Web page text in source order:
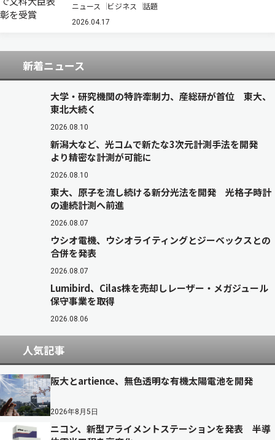
おいて、「内部加工型レーザダイシング技術の開
発」で受賞したと発表した（ニュースリリー
与…
ニュース ビジネス 話題
2026.04.17
新着ニュース
大学・研究機関の特許牽制力、産総研が首位 東大、
東北大続く
2026.08.10
新潟大など、光コムで新たな3次元計測手法を開発
より精密な計測が可能に
2026.08.10
東大、原子を流し続ける新分光法を開発 光格子時計
の連続計測へ前進
2026.08.07
ウシオ電機、ウシオライティングとジーベックスとの
合併を発表
2026.08.07
Lumibird、Cilas株を売却しレーザー・メガジュール
保守事業を取得
2026.08.06
人気記事
阪大とartience、無色透明な有機太陽電池を開発
2026年8月5日
ニコン、新型アライメントステーションを発表 半導